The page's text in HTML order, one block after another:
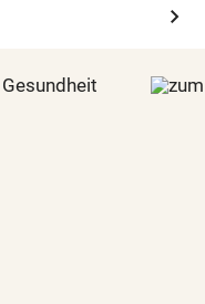
chevron_right